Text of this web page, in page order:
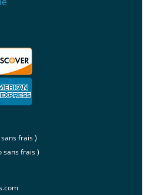
frais )
sans frais )